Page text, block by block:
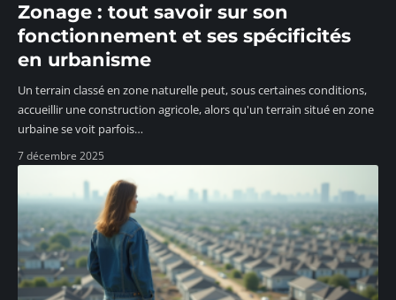
Zonage : tout savoir sur son
fonctionnement et ses spécificités
en urbanisme
Un terrain classé en zone naturelle peut, sous certaines conditions,
accueillir une construction agricole, alors qu'un terrain situé en zone
urbaine se voit parfois…
7 décembre 2025